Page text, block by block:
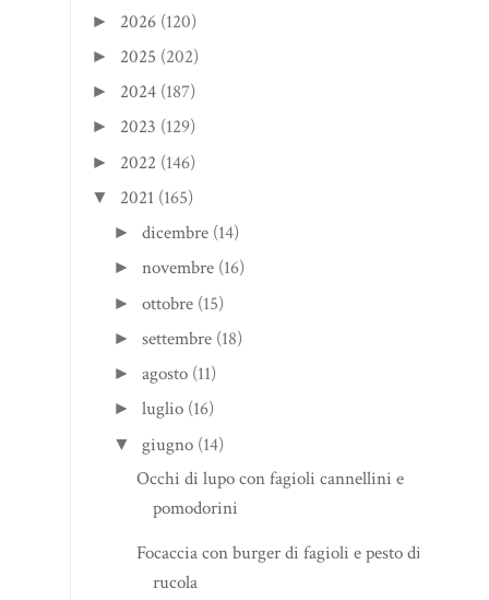
► 2026 (120)
► 2025 (202)
► 2024 (187)
► 2023 (129)
► 2022 (146)
▼ 2021 (165)
►dicembre (14)
►novembre (16)
►ottobre (15)
►settembre (18)
►agosto (11)
►luglio (16)
▼ giugno (14)
Occhi di lupo con fagioli cannellini e
pomodorini
Focaccia con burger di fagioli e pesto di
rucola